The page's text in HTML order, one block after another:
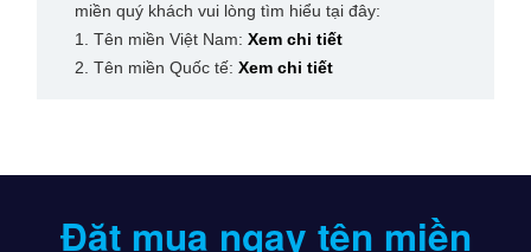
miền quý khách vui lòng tìm hiểu tại đây:
1. Tên miền Việt Nam:Xem chi tiết
2. Tên miền Quốc tế:Xem chi tiết
Đặt mua ngay tên miền